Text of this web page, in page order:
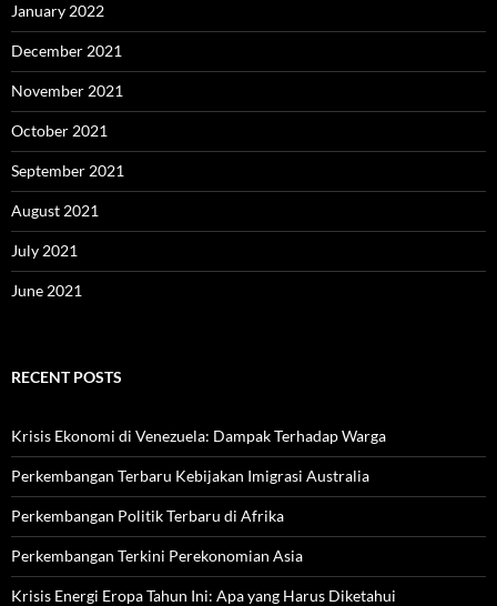
January 2022
December 2021
November 2021
October 2021
September 2021
August 2021
July 2021
June 2021
RECENT POSTS
Krisis Ekonomi di Venezuela: Dampak Terhadap Warga
Perkembangan Terbaru Kebijakan Imigrasi Australia
Perkembangan Politik Terbaru di Afrika
Perkembangan Terkini Perekonomian Asia
Krisis Energi Eropa Tahun Ini: Apa yang Harus Diketahui